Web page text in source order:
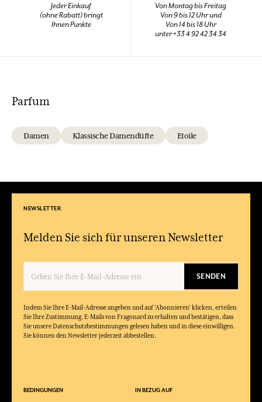
Jeder Einkauf
(ohne Rabatt) bringt
Ihnen Punkte
Von Montag bis Freitag
Von 9 bis 12 Uhr und
Von 14 bis 18 Uhr
unter +33 4 92 42 34 34
Parfum
Damen Klassische Damendüfte Etoile
NEWSLETTER
Melden Sie sich für unseren Newsletter
SENDEN
Indem Sie Ihre E-Mail-Adresse angeben und auf 'Abonnieren' klicken, erteilen
Sie Ihre Zustimmung, E-Mails von Fragonard zu erhalten und bestätigen, dass
Sie unsere Datenschutzbestimmungen gelesen haben und in diese einwilligen.
Sie können den Newsletter jederzeit abbestellen.
BEDINGUNGEN IN BEZUG AUF